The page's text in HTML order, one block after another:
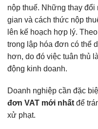
nộp thuế. Những thay
gian và cách thức nộp
lên kế hoạch hợp lý.
trong lập hóa đơn có thể
hơn, do đó việc tuân thủ
động kinh doanh.
Doanh nghiệp cần đặc
đơn VAT mới nhất để
xử phạt.